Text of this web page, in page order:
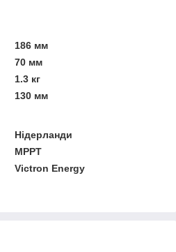
186 мм
70 мм
1.3 кг
130 мм
Нідерланди
MPPT
Victron Energy